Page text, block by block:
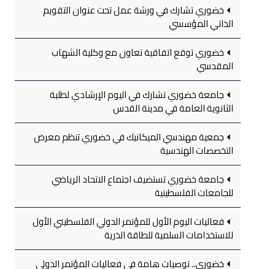
خضوري تشارك في ورشة عمل تحت عنوان التقويم
الذاتي المؤسسي
خضوري توقع اتفاقية تعاون مع وكلية الشهاب
المقدسي
جامعة خضوري تشارك في اليوم الإرشادي لطلبة
الثانوية العامة في مدينة القدس
جمعية مهندسي الميكانيك في خضوري تنظم معرض
التخصصات الهندسية
جامعة خضوري تستضيف اجتماع الاتحاد الرياضي
للجامعات الفلسطينية
فعاليات اليوم الأول للمؤتمر الدولي الفلسطيني الأول
للاستخدامات السلمية للطاقة الذرية
خضوري.. توصيات هامة في فعاليات المؤتمر الدولي